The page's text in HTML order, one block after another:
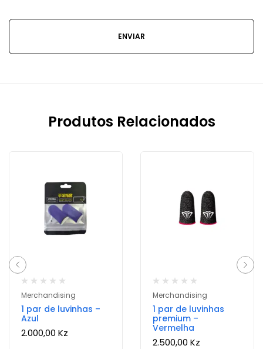
Produtos Relacionados
Merchandising
1 par de luvinhas –
Azul
2.000,00 Kz
Merchandising
1 par de luvinhas
premium –
Vermelha
2.500,00 Kz